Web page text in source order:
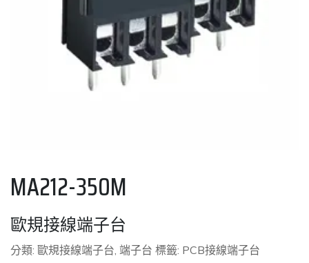
MA212-350M
歐規接線端子台
分類: 歐規接線端子台, 端子台 標籤: PCB接線端子台